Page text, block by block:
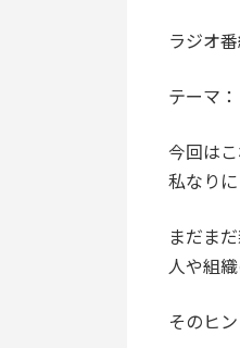
ラジオ
テーマ
今回は
私なり
まだま
人や組
そのヒ